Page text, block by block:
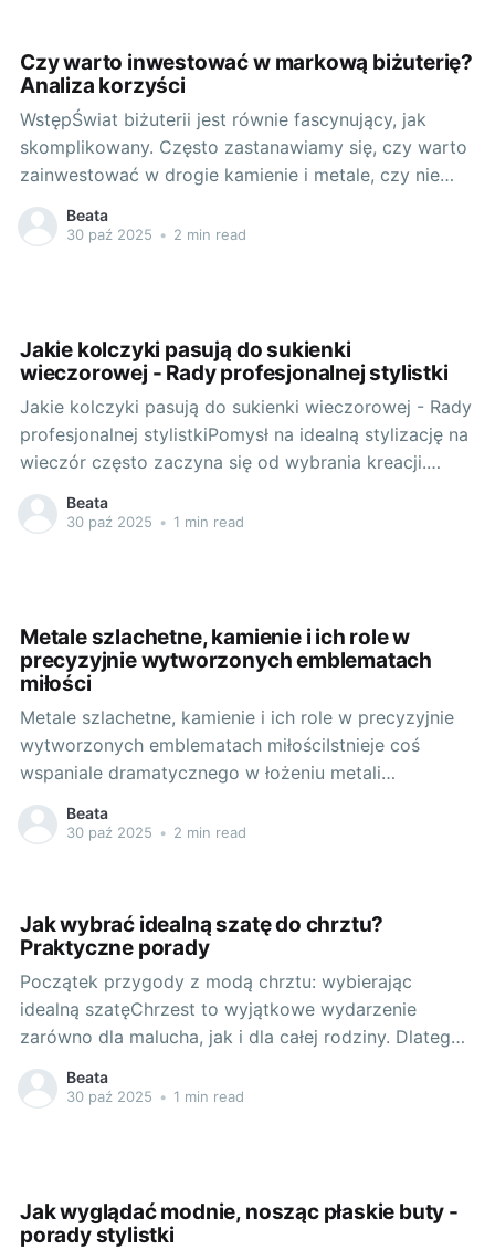
Czy warto inwestować w markową biżuterię?
Analiza korzyści
WstępŚwiat biżuterii jest równie fascynujący, jak
skomplikowany. Często zastanawiamy się, czy warto
zainwestować w drogie kamienie i metale, czy nie
lepiej wybrać taniej, ale modnej biżuterii? Odpowiedzi
na te pytania nie można jednak znaleźć bez
Beata
30 paź 2025 • 2 min read
Jakie kolczyki pasują do sukienki
wieczorowej - Rady profesjonalnej stylistki
Jakie kolczyki pasują do sukienki wieczorowej - Rady
profesjonalnej stylistkiPomysł na idealną stylizację na
wieczór często zaczyna się od wybrania kreacji.
Kiedy jednak już mamy na sobie wymarzone
czerwone szpile i elegancką sukienkę, pojawia się
Beata
30 paź 2025 • 1 min read
Metale szlachetne, kamienie i ich role w
precyzyjnie wytworzonych emblematach
miłości
Metale szlachetne, kamienie i ich role w precyzyjnie
wytworzonych emblematach miłościIstnieje coś
wspaniale dramatycznego w łożeniu metali
szlachetnych i kamieni, by stworzyć wyrafinowane
wyrazy afekcji. Weźmy chociażby pierścionki
która go ofiarowuje, i o tej, która
Beata
30 paź 2025 • 2 min read
Jak wybrać idealną szatę do chrztu?
Praktyczne porady
Początek przygody z modą chrztu: wybierając
idealną szatęChrzest to wyjątkowe wydarzenie
zarówno dla malucha, jak i dla całej rodziny. Dlatego
do jego organizacji podchodzimy z należytą uwagą,
zwracając szczególną tęsknotę na strój chrzcielnicy.
Beata
30 paź 2025 • 1 min read
Jak wyglądać modnie, nosząc płaskie buty -
porady stylistki